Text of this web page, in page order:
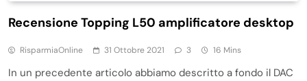
Recensione Topping L50 amplificatore desktop
RisparmiaOnline 31 Ottobre 2021 3 16 Mins
In un precedente articolo abbiamo descritto a fondo il DAC